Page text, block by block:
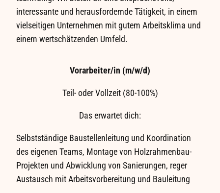
interessante und herausfordernde Tätigkeit, in einem
vielseitigen Unternehmen mit gutem Arbeitsklima und
einem wertschätzenden Umfeld.
Vorarbeiter/in (m/w/d)
Teil- oder Vollzeit (80-100%)
Das erwartet dich:
Selbstständige Baustellenleitung und Koordination
des eigenen Teams, Montage von Holzrahmenbau-
Projekten und Abwicklung von Sanierungen, reger
Austausch mit Arbeitsvorbereitung und Bauleitung